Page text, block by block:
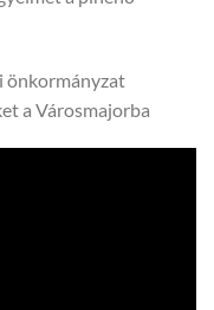
önkormányzat
a Városmajorba